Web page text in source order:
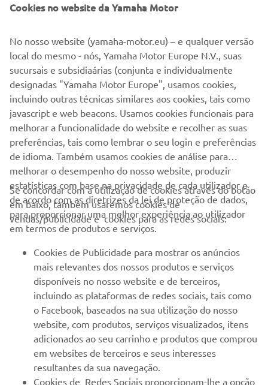
De 1 de Junho a 31 de Julho de 2026, na compra de uma
JetBlaster seleccionada, podes receber até 369€ em roupa
e acessórios oficiais Yamaha, com IVA incluído.
Campanha válida até 31/07/2026, limitada ao stock
disponível. Consulta as condições numa Loja Yamaha
Marine aderente.
EMPRESA
MAIS YAMAHA
SERVIÇO E SUPORTE
NEWSLETTER
Seja o primeiro a saber das últimas ofertas, eventos especiais,
Cookies no website da Yamaha Motor
No nosso website (yamaha-motor.eu) – e qualquer versão
local do mesmo - nós, Yamaha Motor Europe N.V., suas
sucursais e subsidiaárias (conjunta e individualmente
designadas "Yamaha Motor Europe", usamos cookies,
incluindo outras técnicas similares aos cookies, tais como
javascript e web beacons. Usamos cookies funcionais para
melhorar a funcionalidade do website e recolher as suas
preferências, tais como lembrar o seu login e preferências
de idioma. Também usamos cookies de análise para
melhorar o desempenho do nosso website, produzir
estatísticas com base na privacidade de cada utilizador e
de acordo com as diretrizes da lei de proteção de dados,
para proporcionar uma melhor experiência ao utilizador
em termos de produtos e serviços.
Se concordar com a utilização de cookies através do botão
em baixo, também usaremos cookies de
vendas/publicidade e cookies para as redes sociais:
Cookies de Publicidade para mostrar os anúncios
mais relevantes dos nossos produtos e serviços
disponíveis no nosso website e de terceiros,
incluindo as plataformas de redes sociais, tais como
o Facebook, baseados na sua utilização do nosso
website, com produtos, serviços visualizados, itens
adicionados ao seu carrinho e produtos que comprou
em websites de terceiros e seus interesses
resultantes da sua navegação.
Cookies de Redes Sociais proporcionam-lhe a opção